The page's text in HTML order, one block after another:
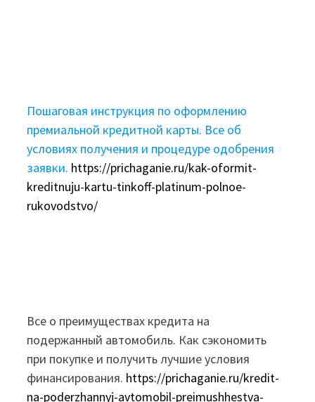
Пошаговая инструкция по оформлению
премиальной кредитной карты. Все об
условиях получения и процедуре одобрения
заявки. https://prichaganie.ru/kak-oformit-
kreditnuju-kartu-tinkoff-platinum-polnoe-
rukovodstvo/
Все о преимуществах кредита на
подержанный автомобиль. Как сэкономить
при покупке и получить лучшие условия
финансирования. https://prichaganie.ru/kredit-
na-poderzhannyj-avtomobil-preimushhestva-